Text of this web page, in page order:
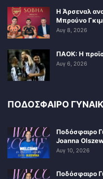
Η Άρσεναλ
Μπρούνο
Αυγ 8, 2026
ΠΑΟΚ: Η
Αυγ 6, 2026
ΠΟΔΟΣΦΑΙΡΟ
Ποδόσφαιρο
Joanna
Αυγ 10, 2026
Ποδόσφαιρο